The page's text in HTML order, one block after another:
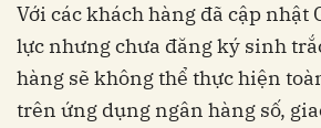
Với các khách hàng đã cập nhật
lực nhưng chưa đăng ký sinh
hàng sẽ không thể thực hiện
trên ứng dụng ngân hàng số,